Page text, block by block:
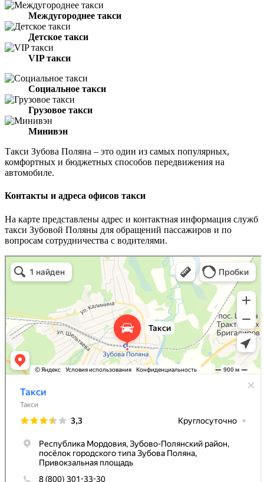
Междугороднее такси
Детское такси
VIP такси
Социальное такси
Грузовое такси
Минивэн
Такси Зубова Поляна – это один из самых популярных,
комфортных и бюджетных способов передвижения на
автомобиле.
Контакты и адреса офисов такси
На карте представлены адрес и контактная информация служб
такси Зубовой Поляны для обращений пассажиров и по
вопросам сотрудничества с водителями.